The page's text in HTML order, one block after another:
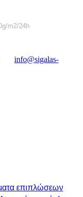
m2/24h
info@sigalas-
επιπλώσεων